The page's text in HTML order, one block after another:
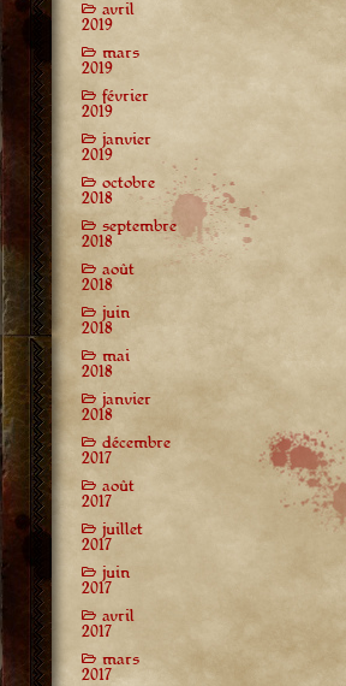
avril
2019
mars
2019
février
2019
janvier
2019
octobre
2018
septembre
2018
août
2018
juin
2018
mai
2018
janvier
2018
décembre
2017
août
2017
juillet
2017
juin
2017
avril
2017
mars
2017